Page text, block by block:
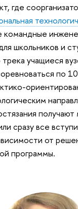
где
командные
школьников и
трека учащиеся
по
получают
сразу все
от
программы.